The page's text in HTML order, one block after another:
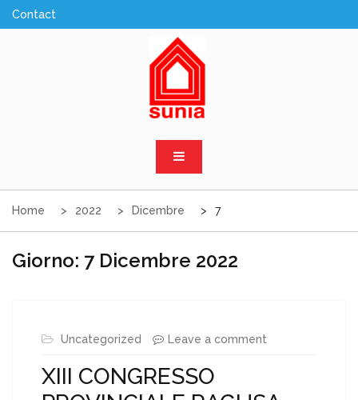
Skip
to
Home 2022 Dicembre 7
Giorno: 7 Dicembre 2022
Uncategorized Leave a comment
XIII CONGRESSO